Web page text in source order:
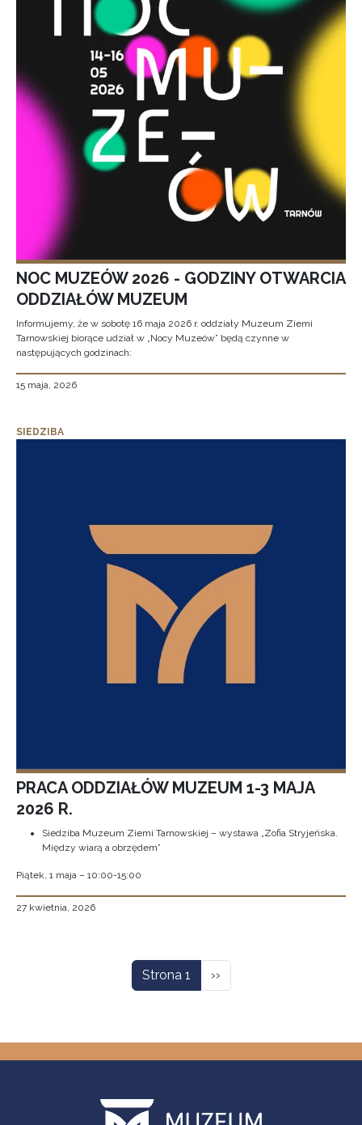
NOC MUZEÓW 2026 - GODZINY OTWARCIA
ODDZIAŁÓW MUZEUM
Informujemy, że w sobotę 16 maja 2026 r. oddziały Muzeum Ziemi
Tarnowskiej biorące udział w „Nocy Muzeów” będą czynne w
następujących godzinach:
15 maja, 2026
SIEDZIBA
PRACA ODDZIAŁÓW MUZEUM 1-3 MAJA
2026 R.
Siedziba Muzeum Ziemi Tarnowskiej – wystawa „Zofia Stryjeńska.
Między wiarą a obrzędem”
Piątek, 1 maja – 10:00-15:00
27 kwietnia, 2026
Strona 1 Następna strona
››